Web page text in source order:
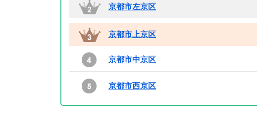
京都市左京区
京都市上京区
京都市中京区
京都市西京区